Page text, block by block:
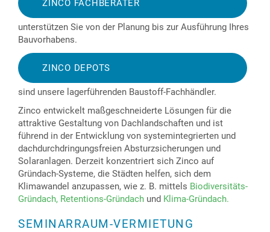
ZINCO FACHBERATER
unterstützen Sie von der Planung bis zur Ausführung Ihres
Bauvorhabens.
ZINCO DEPOTS
sind unsere lagerführenden Baustoff-Fachhändler.
Zinco entwickelt maßgeschneiderte Lösungen für die
attraktive Gestaltung von Dachlandschaften und ist
führend in der Entwicklung von systemintegrierten und
dachdurchdringungsfreien Absturzsicherungen und
Solaranlagen. Derzeit konzentriert sich Zinco auf
Gründach-Systeme, die Städten helfen, sich dem
Klimawandel anzupassen, wie z. B. mittels Biodiversitäts-
Gründach, Retentions-Gründach und Klima-Gründach.
SEMINARRAUM-VERMIETUNG